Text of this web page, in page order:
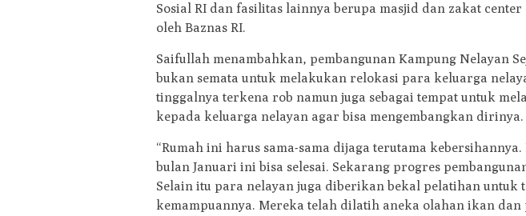
Sosial RI dan fasilitas lainnya berupa masjid dan zakat
oleh Baznas RI.
Saifullah menambahkan, pembangunan Kampung Nelayan
bukan semata untuk melakukan relokasi para keluarga
tinggalnya terkena rob namun juga sebagai tempat untuk
kepada keluarga nelayan agar bisa mengembangkan dirinya.
“Rumah ini harus sama-sama dijaga terutama
bulan Januari ini bisa selesai. Sekarang progres
Selain itu para nelayan juga diberikan bekal pelatihan untuk
kemampuannya. Mereka telah dilatih aneka olahan ikan dan